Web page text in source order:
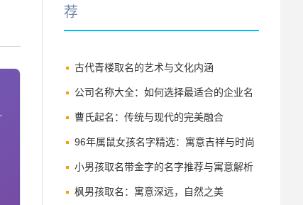
荐
古代青楼取名的艺术与文化内涵
公司名称大全：如何选择最适合的企业名
称
曹氏起名：传统与现代的完美融合
96年属鼠女孩名字精选：寓意吉祥与时尚
并存的命名指南
小男孩取名带金字的名字推荐与寓意解析
枫男孩取名：寓意深远，自然之美